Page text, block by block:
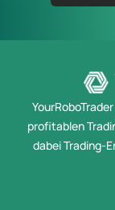
profitablen
dabei Trading-